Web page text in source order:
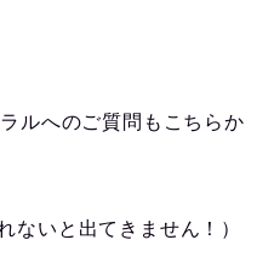
ルへのご質問もこちらか
ないと出てきません！）